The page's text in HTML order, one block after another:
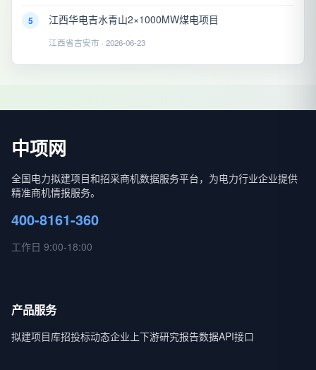
5 江西华电吉水青山2×1000MW煤电项目
江西省吉安市 · 2026-06-23
中项网
全国电力拟建项目和招采商机数据服务平台，为电力行业企业提供
精准商机情报服务。
400-8161-360
工作日 9:00-18:00
产品服务
拟建项目库招投标动态企业上下游研究报告数据API接口